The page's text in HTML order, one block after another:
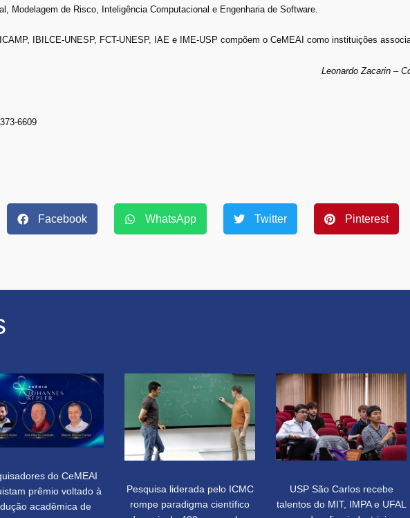
Modelagem de Risco, Inteligência Computacional e Engenharia de Software.
IBILCE-UNESP, FCT-UNESP, IAE e IME-USP compõem o CeMEAI como instituições
Leonardo Zacarin –
6609
Facebook WhatsApp Twitter Pinterest
do CeMEAI
prêmio voltado à
acadêmica de
Pesquisa liderada pelo ICMC
rompe paradigma científico
USP São Carlos recebe
talentos do MIT, IMPA e UFAL